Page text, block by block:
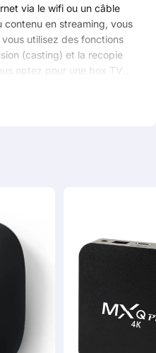
via le wifi ou un câble
contenu en streaming, vous
utilisez des fonctions
(casting) et la recopie
optez pour une box TV
De nombreux modèles